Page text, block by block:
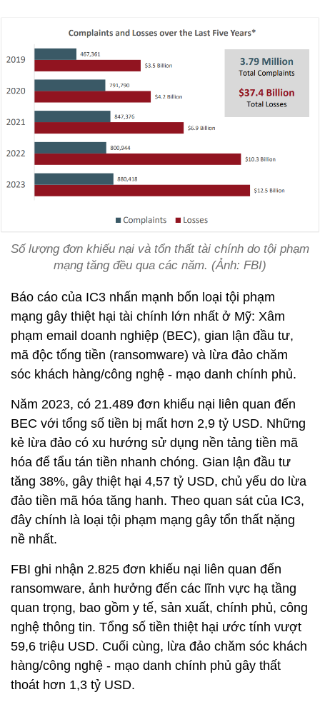
Số lượng đơn khiếu nại và tổn thất tài chính do tội phạm
mạng tăng đều qua các năm. (Ảnh: FBI)
Báo cáo của IC3 nhấn mạnh bốn loại tội phạm
mạng gây thiệt hại tài chính lớn nhất ở Mỹ: Xâm
phạm email doanh nghiệp (BEC), gian lận đầu tư,
mã độc tống tiền (ransomware) và lừa đảo chăm
sóc khách hàng/công nghệ - mạo danh chính phủ.
Năm 2023, có 21.489 đơn khiếu nại liên quan đến
BEC với tổng số tiền bị mất hơn 2,9 tỷ USD. Những
kẻ lừa đảo có xu hướng sử dụng nền tảng tiền mã
hóa để tẩu tán tiền nhanh chóng. Gian lận đầu tư
tăng 38%, gây thiệt hại 4,57 tỷ USD, chủ yếu do lừa
đảo tiền mã hóa tăng hanh. Theo quan sát của IC3,
đây chính là loại tội phạm mạng gây tổn thất nặng
nề nhất.
FBI ghi nhận 2.825 đơn khiếu nại liên quan đến
ransomware, ảnh hưởng đến các lĩnh vực hạ tầng
quan trọng, bao gồm y tế, sản xuất, chính phủ, công
nghệ thông tin. Tổng số tiền thiệt hại ước tính vượt
59,6 triệu USD. Cuối cùng, lừa đảo chăm sóc khách
hàng/công nghệ - mạo danh chính phủ gây thất
thoát hơn 1,3 tỷ USD.